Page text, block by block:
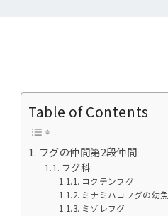
Table of Contents
フグの仲間第2段仲間
フグ科
コクテンフグ
ミナミハコフグの幼魚
ミゾレフグ